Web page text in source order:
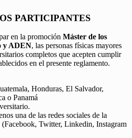
PARTICIPANTES
en la promoción Máster de los
y ADEN, las personas físicas mayores
completos que acepten cumplir
en el presente reglamento.
Honduras, El Salvador,
o Panamá
una de las redes sociales de la
Twitter, Linkedin, Instagram